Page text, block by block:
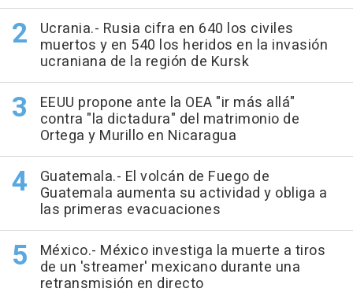
Ucrania.- Rusia cifra en 640 los civiles
muertos y en 540 los heridos en la invasión
ucraniana de la región de Kursk
EEUU propone ante la OEA "ir más allá"
contra "la dictadura" del matrimonio de
Ortega y Murillo en Nicaragua
Guatemala.- El volcán de Fuego de
Guatemala aumenta su actividad y obliga a
las primeras evacuaciones
México.- México investiga la muerte a tiros
de un 'streamer' mexicano durante una
retransmisión en directo